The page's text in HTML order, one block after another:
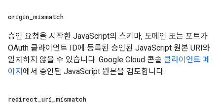
origin mismatch
승인 요청을 시작한 JavaScript의 스키마, 도메인 또는 포트가
OAuth 클라이언트 ID에 등록된 승인된 JavaScript 원본 URI와
일치하지 않을 수 있습니다. Google Cloud 콘솔 클라이언트 페
이지 에서 승인된 JavaScript 원본을 검토합니다.
redirect uri mismatch